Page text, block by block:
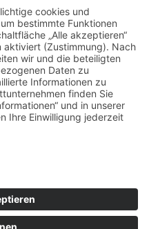
zzgl.Versandkosten